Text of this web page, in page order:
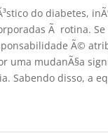
do diabetes,
Ã rotina.
Ã©
uma mudanÃ§a
Sabendo disso, a